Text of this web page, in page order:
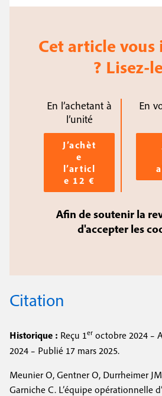
Cet article vous
? Lisez-
En l’achetant à
l’unité
J’achèt
e
l’articl
e 12 €
En
Afin de soutenir la
d'accepter les
Citation
Historique : Reçu 1er octobre 2024 –
2024 – Publié 17 mars 2025.
Meunier O, Gentner O, Durrheimer
Garniche C. L’équipe opérationnelle